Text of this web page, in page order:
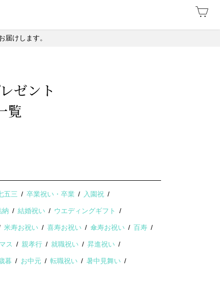
届けします。
ゼント
覧
五三 卒業祝い・卒業 入園祝
納 結婚祝い ウエディングギフト
米寿お祝い 喜寿お祝い 傘寿お祝い 百寿
ス 親孝行 就職祝い 昇進祝い
暮 お中元 転職祝い 暑中見舞い